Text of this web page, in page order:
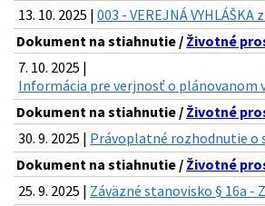
13. 10. 2025 | 003 - VEREJNÁ
Dokument na stiahnutie / Životné
7. 10. 2025 |
Informácia pre verjnosť o plánovanom
Dokument na stiahnutie / Životné
30. 9. 2025 | Právoplatné rozhodnutie o
Dokument na stiahnutie / Životné
25. 9. 2025 | Záväzné stanovisko § 16a -